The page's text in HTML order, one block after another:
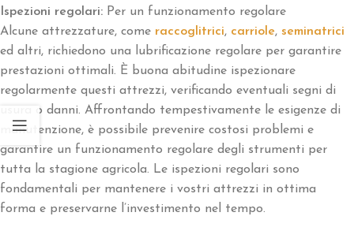
Ispezioni regolari: Per un funzionamento regolare
Alcune attrezzature, come raccoglitrici, carriole, seminatrici
ed altri, richiedono una lubrificazione regolare per garantire
prestazioni ottimali. È buona abitudine ispezionare
regolarmente questi attrezzi, verificando eventuali segni di
usura o danni. Affrontando tempestivamente le esigenze di
manutenzione, è possibile prevenire costosi problemi e
garantire un funzionamento regolare degli strumenti per
tutta la stagione agricola. Le ispezioni regolari sono
fondamentali per mantenere i vostri attrezzi in ottima
forma e preservarne l’investimento nel tempo.